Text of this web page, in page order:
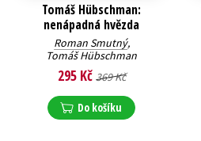
Tomáš Hübschman:
nenápadná hvězda
Roman Smutný,
Tomáš Hübschman
295 Kč 369 Kč
Do košíku